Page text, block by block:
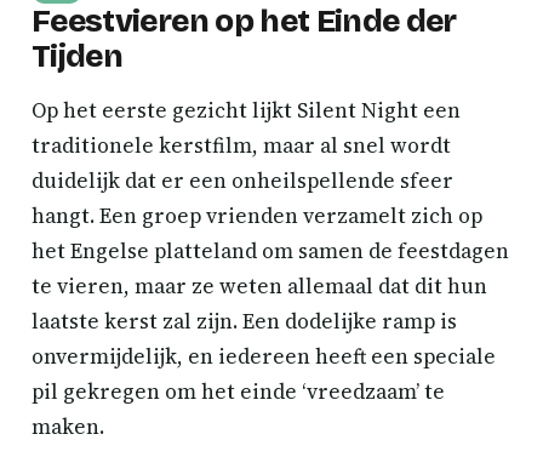
Feestvieren op het Einde der
Tijden
Op het eerste gezicht lijkt Silent Night een
traditionele kerstfilm, maar al snel wordt
duidelijk dat er een onheilspellende sfeer
hangt. Een groep vrienden verzamelt zich op
het Engelse platteland om samen de feestdagen
te vieren, maar ze weten allemaal dat dit hun
laatste kerst zal zijn. Een dodelijke ramp is
onvermijdelijk, en iedereen heeft een speciale
pil gekregen om het einde ‘vreedzaam’ te
maken.